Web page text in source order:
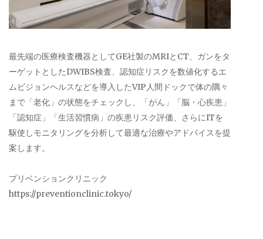
最先端の医療検査機器としてGE社製のMRIとCT、ガンをタ
ーゲットとしたDWIBS検査、認知症リスクを数値化するエ
ムビジョンヘルスなどを導入したVIP人間ドックで体の隅々
まで「老化」の状態をチェックし、「がん」「脳・心疾患」
「認知症」「生活習慣病」の疾患リスク評価、さらにITを
駆使しモニタリングを分析して最適な治療やアドバイスを提
案します。
プリベンションクリニック
https://preventionclinic.tokyo/